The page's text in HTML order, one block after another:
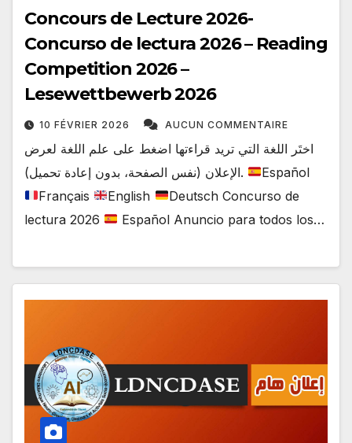
Concours de Lecture 2026-
Concurso de lectura 2026 – Reading
Competition 2026 –
Lesewettbewerb 2026
10 FÉVRIER 2026 AUCUN COMMENTAIRE
اختَر اللغة التي تريد قراءتها اضغط على علم اللغة لعرض
الإعلان (نفس الصفحة، بدون إعادة تحميل).
Español
Français
English
Deutsch Concurso de
lectura 2026
Español Anuncio para todos los…